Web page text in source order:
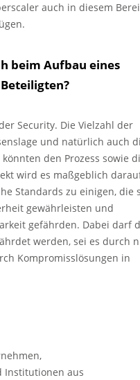
auch in diesem
beim Aufbau eines
Security. Die Vielzahl der
und natürlich auch
den Prozess sowie
wird es maßgeblich
Standards zu einigen, die
gewährleisten und
gefährden. Dabei darf
werden, sei es durch
Kompromisslösungen in
Institutionen aus